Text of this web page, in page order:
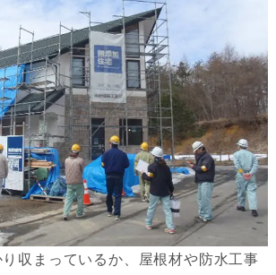
収まっているか、屋根材や防水工事